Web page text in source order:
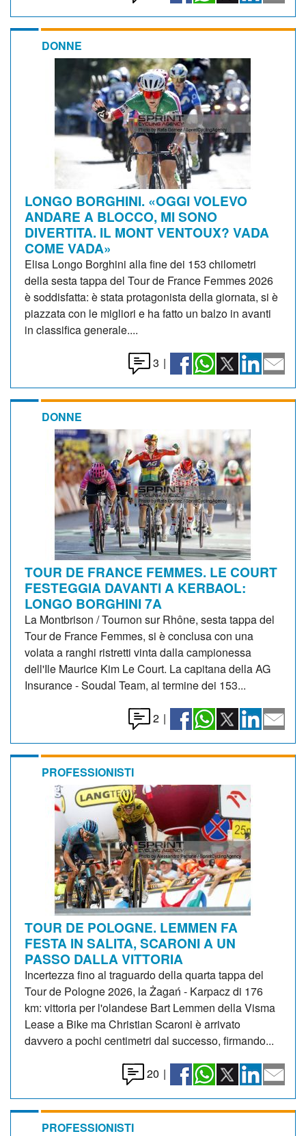
DONNE
LONGO BORGHINI. «OGGI VOLEVO
ANDARE A BLOCCO, MI SONO
DIVERTITA. IL MONT VENTOUX? VADA
COME VADA»
Elisa Longo Borghini alla fine dei 153 chilometri
della sesta tappa del Tour de France Femmes 2026
è soddisfatta: è stata protagonista della giornata, si è
piazzata con le migliori e ha fatto un balzo in avanti
in classifica generale....
3 |
DONNE
TOUR DE FRANCE FEMMES. LE COURT
FESTEGGIA DAVANTI A KERBAOL:
LONGO BORGHINI 7A
La Montbrison / Tournon sur Rhône, sesta tappa del
Tour de France Femmes, si è conclusa con una
volata a ranghi ristretti vinta dalla campionessa
dell'Ile Maurice Kim Le Court. La capitana della AG
Insurance - Soudal Team, al termine dei 153...
2 |
PROFESSIONISTI
TOUR DE POLOGNE. LEMMEN FA
FESTA IN SALITA, SCARONI A UN
PASSO DALLA VITTORIA
Incertezza fino al traguardo della quarta tappa del
Tour de Pologne 2026, la Żagań - Karpacz di 176
km: vittoria per l'olandese Bart Lemmen della Visma
Lease a Bike ma Christian Scaroni è arrivato
davvero a pochi centimetri dal successo, firmando...
20 |
PROFESSIONISTI